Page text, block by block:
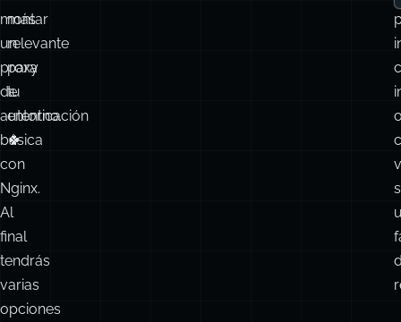
montar
un
proxy
de
autenticación
básica
con
Nginx.
Al
final
tendrás
varias
opciones
más
relevante
para
tu
entorno.
🍀